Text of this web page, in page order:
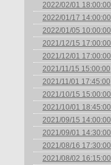
2022/02/01 18:00:00
2022/01/17 14:00:00
2022/01/05 10:00:00
2021/12/15 17:00:00
2021/12/01 17:00:00
2021/11/15 15:00:00
2021/11/01 17:45:00
2021/10/15 15:00:00
2021/10/01 18:45:00
2021/09/15 14:00:00
2021/09/01 14:30:00
2021/08/16 17:30:00
2021/08/02 16:15:00